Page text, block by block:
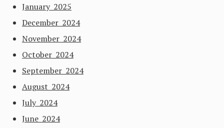
January 2025
December 2024
November 2024
October 2024
September 2024
August 2024
July 2024
June 2024